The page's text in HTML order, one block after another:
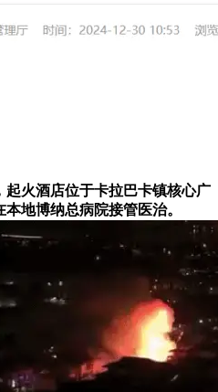
起火酒店位于卡拉巴卡镇核心广
地博纳总病院接管医治。